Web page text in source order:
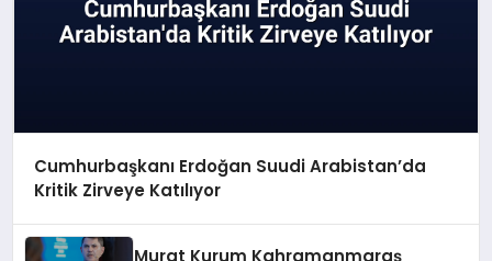
Cumhurbaşkanı Erdoğan Suudi Arabistan’da
Kritik Zirveye Katılıyor
Murat Kurum Kahramanmaraş